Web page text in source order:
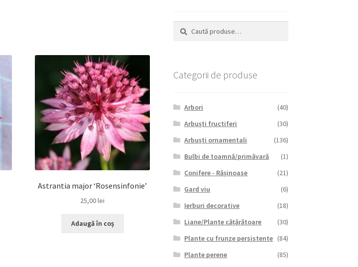
Astrantia major ‘Rosensinfonie’
25,00lei
Adaugă în coș
Caută
după:
Caută
Categorii de produse
Arbori
(40)
Arbuști fructiferi
(30)
Arbuști ornamentali
(136)
Bulbi de toamnă/primăvară
(1)
Conifere - Rășinoase
(21)
Gard viu
(6)
Ierburi decorative
(18)
Liane/Plante cățărătoare
(30)
Plante cu frunze persistente (84)
Plante perene
(85)